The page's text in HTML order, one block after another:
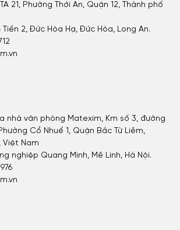
21, Phường Thới An, Quận 12, Thành phố
Tiền 2, Đức Hòa Hạ, Đức Hòa, Long An.
nhà văn phòng Matexim, Km số 3, đường
Cổ Nhuế 1, Quận Bắc Từ Liêm,
Việt Nam
nghiệp Quang Minh, Mê Linh, Hà Nội.